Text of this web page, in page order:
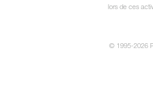
lors de ces
© 1995-2026